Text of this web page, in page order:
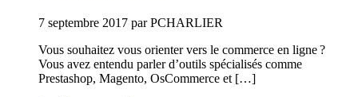
7 septembre 2017 par PCHARLIER
Vous souhaitez vous orienter vers le commerce en ligne ?
Vous avez entendu parler d’outils spécialisés comme
Prestashop, Magento, OsCommerce et […]